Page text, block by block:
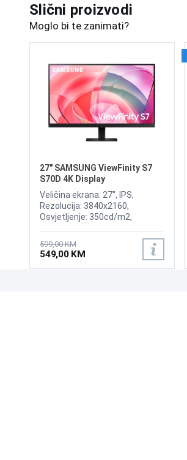
Slični proizvodi
Moglo bi te zanimati?
27" SAMSUNG ViewFinity S7
S70D 4K Display
Veličina ekrana: 27", IPS,
Rezolucija: 3840x2160,
Osvjetljenje: 350cd/m2,
FreeSync, Vrijeme odziva: 5ms,
Priključci: HDMI, Displayport
599,00 KM
549,00 KM